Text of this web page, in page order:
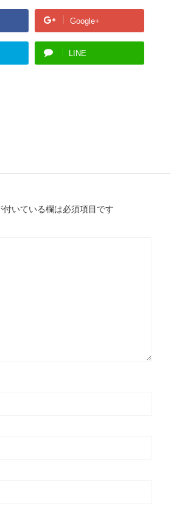
Google+
LINE
付いている欄は必須項目です